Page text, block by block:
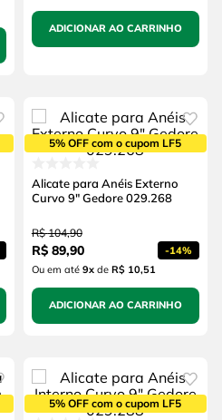
ADICIONAR AO CARRINHO
5% OFF com o cupom LF5
Alicate para Anéis Externo
Curvo 9" Gedore 029.268
R$ 104,90
R$ 89,90 -14%
Ou em até 9xde R$ 10,51
ADICIONAR AO CARRINHO
5% OFF com o cupom LF5